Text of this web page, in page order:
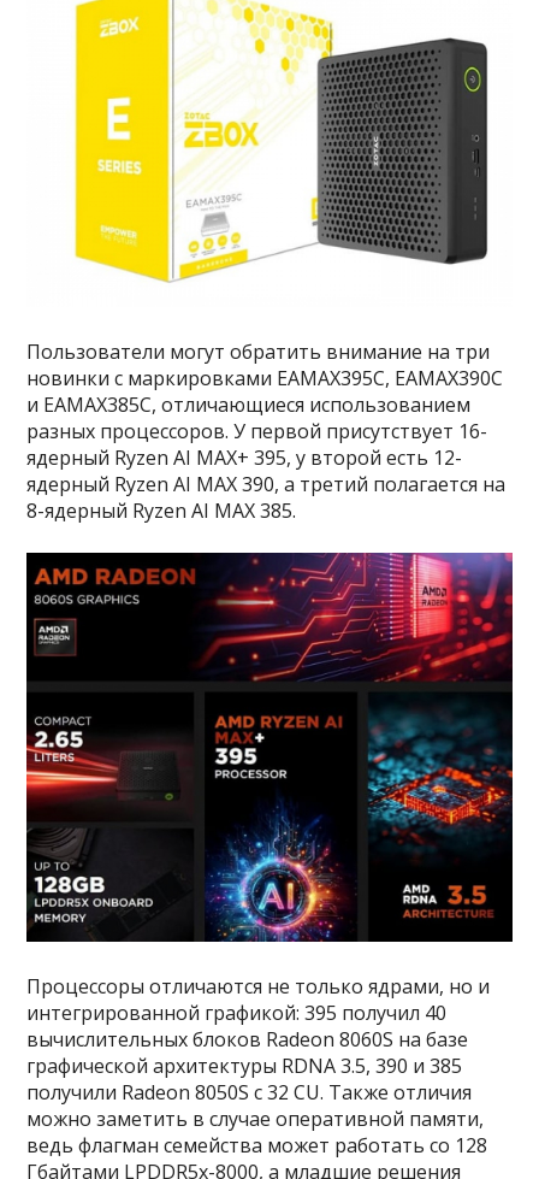
Пользователи могут обратить внимание на три
новинки с маркировками EAMAX395C, EAMAX390C
и EAMAX385C, отличающиеся использованием
разных процессоров. У первой присутствует 16-
ядерный Ryzen AI MAX+ 395, у второй есть 12-
ядерный Ryzen AI MAX 390, а третий полагается на
8-ядерный Ryzen AI MAX 385.
Процессоры отличаются не только ядрами, но и
интегрированной графикой: 395 получил 40
вычислительных блоков Radeon 8060S на базе
графической архитектуры RDNA 3.5, 390 и 385
получили Radeon 8050S с 32 CU. Также отличия
можно заметить в случае оперативной памяти,
ведь флагман семейства может работать со 128
Гбайтами LPDDR5x-8000, а младшие решения